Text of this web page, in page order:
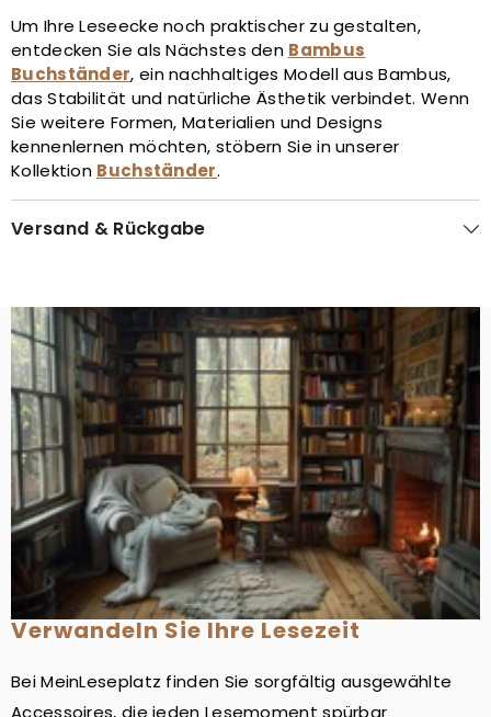
Um Ihre Leseecke noch praktischer zu gestalten,
entdecken Sie als Nächstes den Bambus
Buchständer, ein nachhaltiges Modell aus Bambus,
das Stabilität und natürliche Ästhetik verbindet. Wenn
Sie weitere Formen, Materialien und Designs
kennenlernen möchten, stöbern Sie in unserer
Kollektion Buchständer.
Versand & Rückgabe
Verwandeln Sie Ihre Lesezeit
Bei MeinLeseplatz finden Sie sorgfältig ausgewählte
Accessoires, die jeden Lesemoment spürbar